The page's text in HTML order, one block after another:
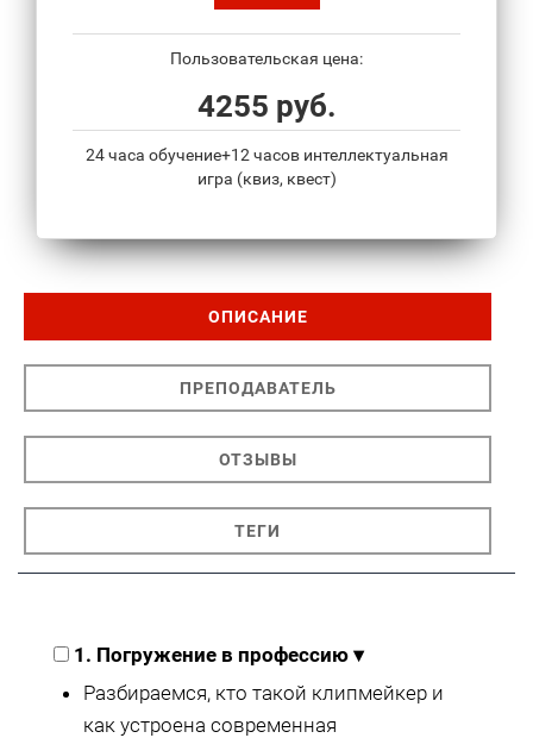
Пользовательская цена:
4255 руб.
24 часа обучение+12 часов интеллектуальная
игра (квиз, квест)
ОПИСАНИЕ
ПРЕПОДАВАТЕЛЬ
ОТЗЫВЫ
ТЕГИ
1. Погружение в профессию ▾
Разбираемся, кто такой клипмейкер и
как устроена современная